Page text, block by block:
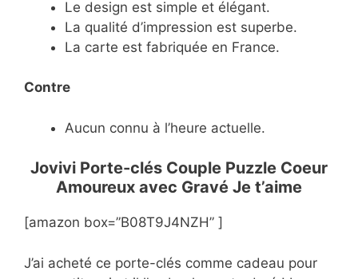
Le design est simple et élégant.
La qualité d’impression est superbe.
La carte est fabriquée en France.
Contre
Aucun connu à l’heure actuelle.
Jovivi Porte-clés Couple Puzzle Coeur
Amoureux avec Gravé Je t’aime
[amazon box=”B08T9J4NZH” ]
J’ai acheté ce porte-clés comme cadeau pour